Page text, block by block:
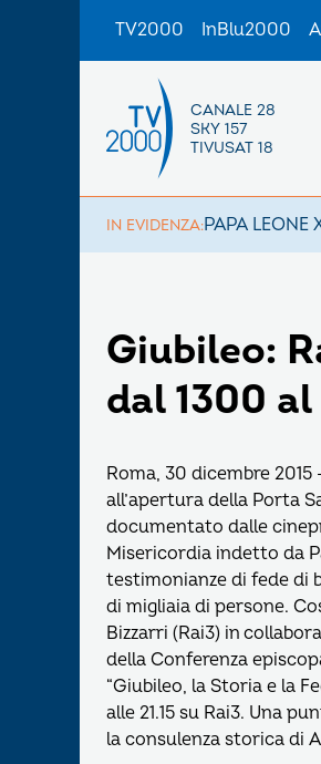
TV2000 InBlu2000
CANALE 28
SKY 157
TIVUSAT 18
IN EVIDENZA:PAPA LEONE
Giubileo:
dal 1300
Roma, 30 dicembre
all’apertura della Porta
documentato dalle
Misericordia indetto da
testimonianze di fede di
di migliaia di persone.
Bizzarri (Rai3) in
della Conferenza
“Giubileo, la Storia e la
alle 21.15 su Rai3. Una
la consulenza storica di